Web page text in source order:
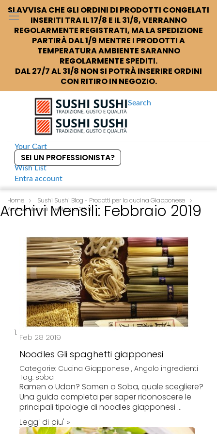
SI AVVISA CHE GLI ORDINI DI PRODOTTI CONGELATI
INSERITI TRA IL 17/8 E IL 31/8, VERRANNO
REGOLARMENTE REGISTRATI, MA LA SPEDIZIONE
PARTIRÀ DAL 1/9 MENTRE I PRODOTTI A
TEMPERATURA AMBIENTE SARANNO
REGOLARMENTE SPEDITI.
DAL 27/7 AL 31/8 NON SI POTRÀ INSERIRE ORDINI
CON RITIRO IN NEGOZIO.
Search
Your Cart
SEI UN PROFESSIONISTA?
Wish List
Entra account
S
k
i
Home
Sushi Sushi Blog - Prodotti per la cucina Giapponese
Archivi Mensili: Febbraio 2019
Archivi Mensili: Febbraio 2019
Feb 28 2019
Noodles Gli spaghetti giapponesi
Categorie: Cucina Giapponese , Angolo ingredienti
Tag: soba
Ramen o Udon? Somen o Soba, quale scegliere?
Una guida completa per saper riconoscere le
principali tipologie di noodles giapponesi ...
Leggi di piu' »